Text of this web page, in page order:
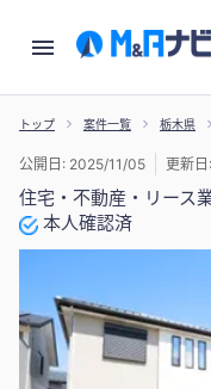
トップ 案件一覧 栃木県
住宅・不動産・リース
本人確認済
公開日: 2025/11/05 更新